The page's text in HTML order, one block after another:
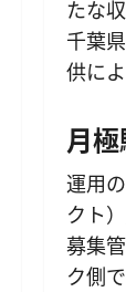
たな
千葉
供に
月
運用
クト
募集
ク側